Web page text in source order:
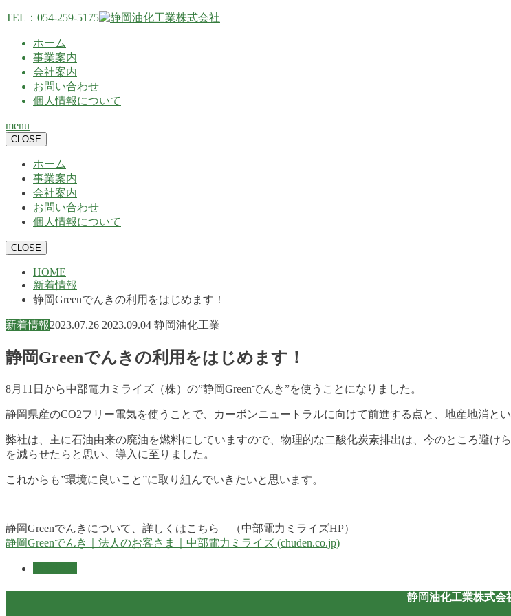
TEL：054-259-5175
ホーム
事業案内
会社案内
お問い合わせ
個人情報について
menu
CLOSE
ホーム
事業案内
会社案内
お問い合わせ
個人情報について
CLOSE
HOME
新着情報
静岡Greenでんきの利用をはじめます！
新着情報2023.07.26 2023.09.04 静岡油化工業
静岡Greenでんきの利用をはじめます！
8月11日から中部電力ミライズ（株）の”静岡Greenでんき”を使うことになりました。
静岡県産のCO2フリー電気を使うことで、カーボンニュートラルに向けて前進する点と、地産地消と
弊社は、主に石油由来の廃油を燃料にしていますので、物理的な二酸化炭素排出は、今のところ避
を減らせたらと思い、導入に至りました。
これからも”環境に良いこと”に取り組んでいきたいと思います。
静岡Greenでんきについて、詳しくはこちら （中部電力ミライズHP）
静岡Greenでんき｜法人のお客さま｜中部電力ミライズ (chuden.co.jp)
静岡油化工業株式会